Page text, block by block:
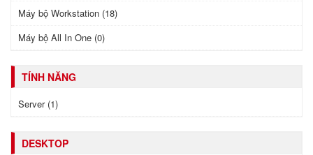
Máy bộ Workstation (18)
Máy bộ All In One (0)
TÍNH NĂNG
Server (1)
DESKTOP